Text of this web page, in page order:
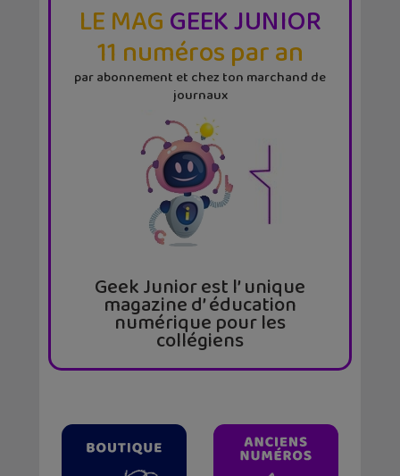
LE MAGGEEK JUNIOR
11 numéros par an
par abonnement et chez ton marchand de
journaux
Geek Junior est l’ unique
magazine d’ éducation
numérique pour les
collégiens